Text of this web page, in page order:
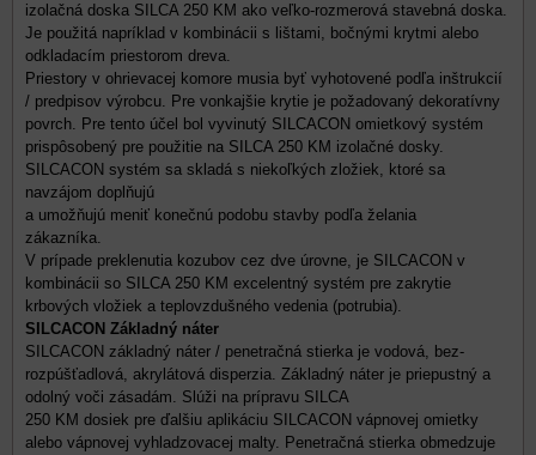
izolačná doska SILCA 250 KM ako veľko-rozmerová stavebná doska.
Je použitá napríklad v kombinácii s lištami, bočnými krytmi alebo
odkladacím priestorom dreva.
Priestory v ohrievacej komore musia byť vyhotovené podľa inštrukcií
/ predpisov výrobcu. Pre vonkajšie krytie je požadovaný dekoratívny
povrch. Pre tento účel bol vyvinutý SILCACON omietkový systém
prispôsobený pre použitie na SILCA 250 KM izolačné dosky.
SILCACON systém sa skladá s niekoľkých zložiek, ktoré sa
navzájom doplňujú
a umožňujú meniť konečnú podobu stavby podľa želania
zákazníka.
V prípade preklenutia kozubov cez dve úrovne, je SILCACON v
kombinácii so SILCA 250 KM excelentný systém pre zakrytie
krbových vložiek a teplovzdušného vedenia (potrubia).
SILCACON Základný náter
SILCACON základný náter / penetračná stierka je vodová, bez-
rozpúšťadlová, akrylátová disperzia. Základný náter je priepustný a
odolný voči zásadám. Slúži na prípravu SILCA
250 KM dosiek pre ďalšiu aplikáciu SILCACON vápnovej omietky
alebo vápnovej vyhladzovacej malty. Penetračná stierka obmedzuje